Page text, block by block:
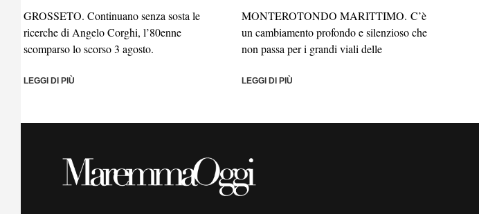
GROSSETO. Continuano senza sosta le
ricerche di Angelo Corghi, l’80enne
scomparso lo scorso 3 agosto.
LEGGI DI PIÙ
MONTEROTONDO MARITTIMO. C’è
un cambiamento profondo e silenzioso che
non passa per i grandi viali delle
LEGGI DI PIÙ